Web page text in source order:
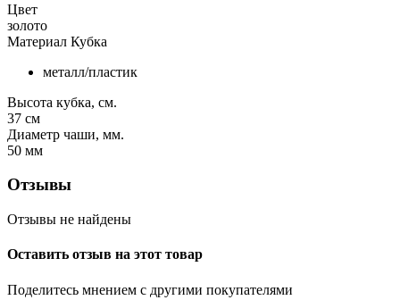
Цвет
золото
Материал Кубка
металл/пластик
Высота кубка, см.
37 см
Диаметр чаши, мм.
50 мм
Отзывы
Отзывы не найдены
Оставить отзыв на этот товар
Поделитесь мнением с другими покупателями